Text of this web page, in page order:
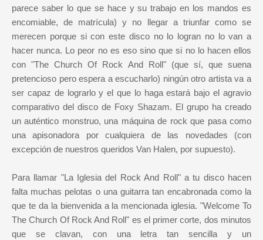
parece saber lo que se hace y su trabajo en los mandos es
encomiable, de matrícula) y no llegar a triunfar como se
merecen porque si con este disco no lo logran no lo van a
hacer nunca. Lo peor no es eso sino que si no lo hacen ellos
con "The Church Of Rock And Roll" (que sí, que suena
pretencioso pero espera a escucharlo) ningún otro artista va a
ser capaz de lograrlo y el que lo haga estará bajo el agravio
comparativo del disco de Foxy Shazam. El grupo ha creado
un auténtico monstruo, una máquina de rock que pasa como
una apisonadora por cualquiera de las novedades (con
excepción de nuestros queridos Van Halen, por supuesto).
Para llamar "La Iglesia del Rock And Roll" a tu disco hacen
falta muchas pelotas o una guitarra tan encabronada como la
que te da la bienvenida a la mencionada iglesia. "Welcome To
The Church Of Rock And Roll" es el primer corte, dos minutos
que se clavan, con una letra tan sencilla y un